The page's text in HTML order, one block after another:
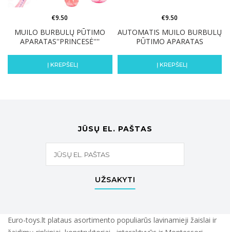
MUILO BURBULŲ PŪTIMO
APARATAS''PRINCESĖ''''
€9.50
Į KREPŠELĮ
AUTOMATIS MUILO BURBULŲ
PŪTIMO APARATAS
€9.50
Į KREPŠELĮ
JŪSŲ EL. PAŠTAS
UŽSAKYTI
Euro-toys.lt plataus asortimento populiarūs lavinamieji žaislai ir